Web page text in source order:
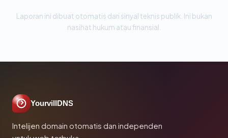
Laporan ini dibuat otomatis dari sinyal teknis publik. Ini bukan
nasihat hukum atau finansial.
YourvillDNS
Intelijen domain otomatis dan independen